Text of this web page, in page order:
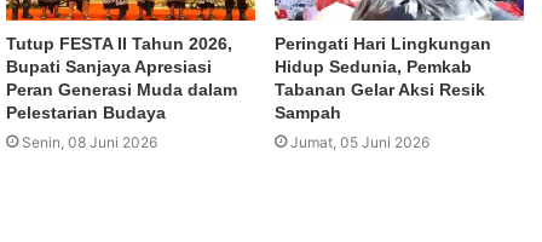
Tutup FESTA II Tahun 2026,
Bupati Sanjaya Apresiasi
Peran Generasi Muda dalam
Pelestarian Budaya
Senin, 08 Juni 2026
Peringati Hari Lingkungan
Hidup Sedunia, Pemkab
Tabanan Gelar Aksi Resik
Sampah
Jumat, 05 Juni 2026